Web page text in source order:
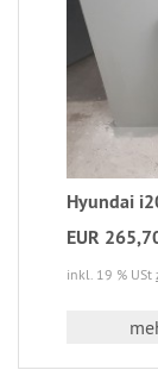
Hyundai
EUR
inkl. 19 % USt